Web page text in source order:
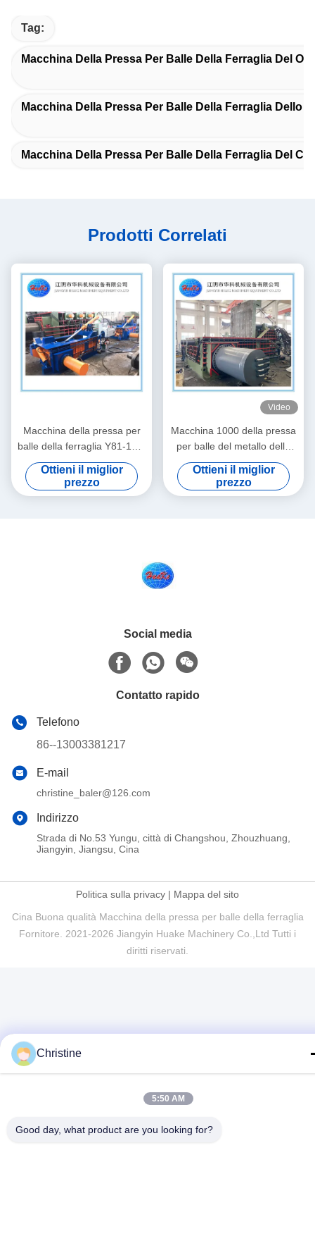
Tag:
Macchina Della Pressa Per Balle Della Ferraglia Del
Macchina Della Pressa Per Balle Della Ferraglia Dello
Macchina Della Pressa Per Balle Della Ferraglia Del CE
Prodotti Correlati
Macchina della pressa per
balle della ferraglia Y81-125,
piccola macchina idraulica
della pressa per balle del
metallo
Ottieni il miglior
prezzo
Video
Macchina 1000 della pressa
per balle del metallo della
pressa per balle del metallo
di Ton High Density
Hydraulic Scrap
Ottieni il miglior
prezzo
Social media
Contatto rapido
Telefono
86--13003381217
E-mail
christine_baler@126.com
Indirizzo
Strada di No.53 Yungu, città di Changshou, Zhouzhuang,
Jiangyin, Jiangsu, Cina
Politica sulla privacy | Mappa del sito
Cina Buona qualità Macchina della pressa per balle della ferraglia
Fornitore. 2021-2026 Jiangyin Huake Machinery Co.,Ltd Tutti i
diritti riservati.
Christine
5:50 AM
Good day, what product are you looking for?